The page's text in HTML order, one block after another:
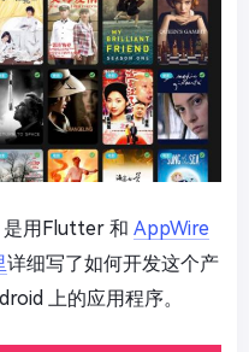
是用Flutter 和 AppWire
详细写了如何开发这个产
上的应用程序。